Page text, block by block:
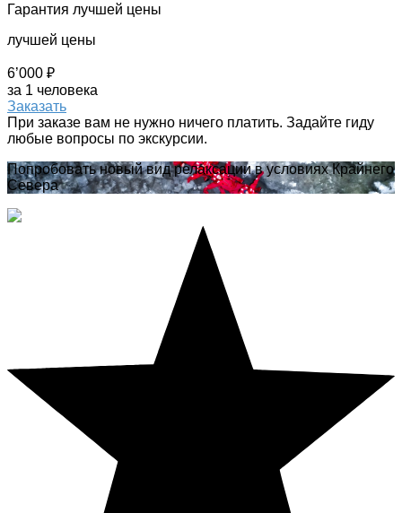
Гарантия лучшей цены
лучшей цены
6’000 ₽
за 1 человека
Заказать
При заказе вам не нужно ничего платить. Задайте гиду
любые вопросы по экскурсии.
Попробовать новый вид релаксации в условиях Крайнего
Севера